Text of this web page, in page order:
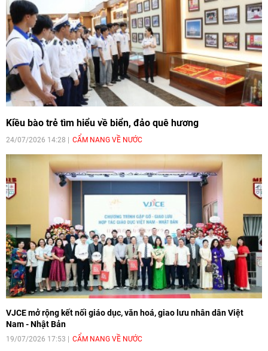
Kiều bào trẻ tìm hiểu về biển, đảo quê hương
24/07/2026 14:28 CẨM NANG VỀ NƯỚC
VJCE mở rộng kết nối giáo dục, văn hoá, giao lưu nhân dân Việt
Nam - Nhật Bản
19/07/2026 17:53 CẨM NANG VỀ NƯỚC